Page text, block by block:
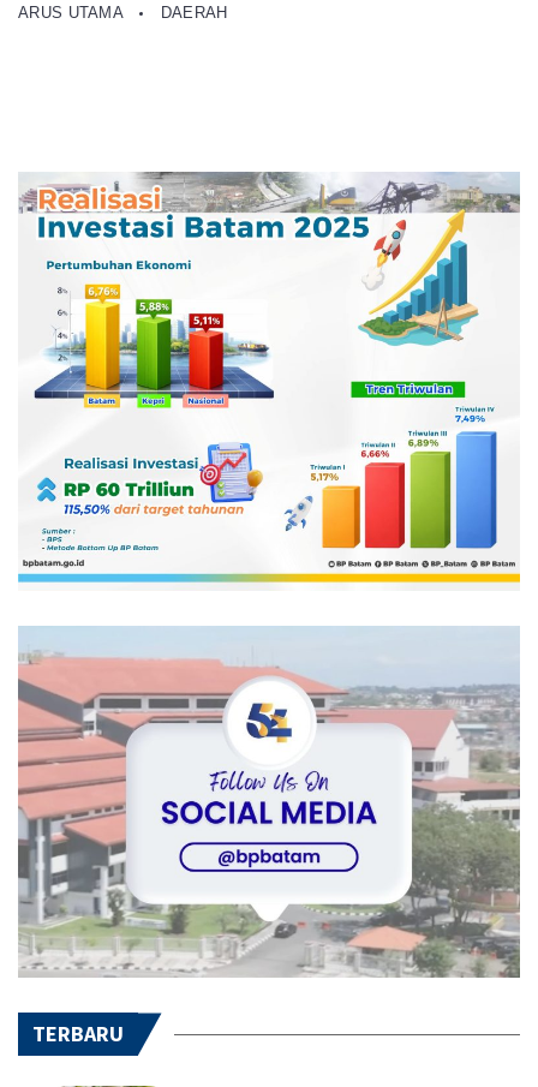
ARUS UTAMA DAERAH
TERBARU